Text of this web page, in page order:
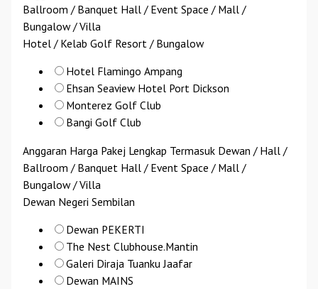
Ballroom / Banquet Hall / Event Space / Mall /
Bungalow / Villa
Hotel / Kelab Golf Resort / Bungalow
Hotel Flamingo Ampang
Ehsan Seaview Hotel Port Dickson
Monterez Golf Club
Bangi Golf Club
Anggaran Harga Pakej Lengkap Termasuk Dewan / Hall /
Ballroom / Banquet Hall / Event Space / Mall /
Bungalow / Villa
Dewan Negeri Sembilan
Dewan PEKERTI
The Nest Clubhouse.Mantin
Galeri Diraja Tuanku Jaafar
Dewan MAINS